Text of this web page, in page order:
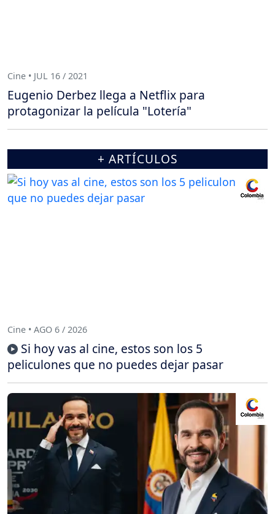
Cine • JUL 16 / 2021
Eugenio Derbez llega a Netflix para
protagonizar la película "Lotería"
+ ARTÍCULOS
Cine • AGO 6 / 2026
Si hoy vas al cine, estos son los 5
peliculones que no puedes dejar pasar